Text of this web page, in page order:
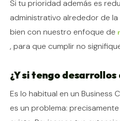
Si tu prioridad además es
administrativo alrededor de
bien con nuestro enfoque de
, para que cumplir no
¿Y si tengo desarrollos
Es lo habitual en un Business
es un problema: